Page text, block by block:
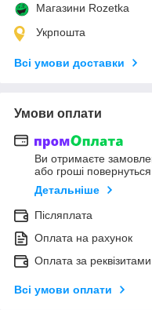
Магазини Rozetka
Укрпошта
Всі умови доставки
Умови оплати
Ви отримаєте
або гроші
Детальніше
Післяплата
Оплата на рахунок
Оплата за реквізитами
Всі умови оплати